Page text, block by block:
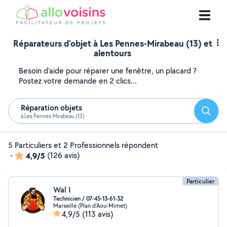
Réparateurs d'objet à Les Pennes-Mirabeau (13) et
alentours
Besoin d'aide pour réparer une fenêtre, un placard ?
Postez votre demande en 2 clics...
Réparation objets
à Les Pennes-Mirabeau (13)
5 Particuliers et 2 Professionnels répondent
-
4,9/5 (126 avis)
Particulier
Wal I
Technicien / 07-45-13-61-32
Marseille (Plan d'Aou-Mimet)
4,9/5 (113 avis)